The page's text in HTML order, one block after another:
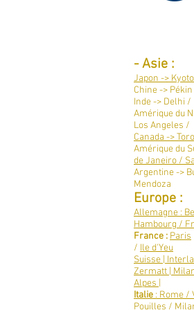
-Asie :
Japon -> Kyoto
Chine ->
Inde -> Delhi /
Amérique du
Los Angeles /
Canada ->
Amérique du
de Janeiro /
Argentine ->
Mendoza
Europe :
Allemagne :
Hambourg /
France : Paris
/ Ile d'Yeu
Suisse |
Zermatt |
Alpes |
Italie : Rome /
Pouilles /